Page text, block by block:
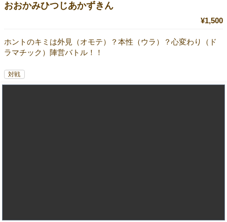
おおかみひつじあかずきん
¥1,500
ホントのキミは外見（オモテ）？本性（ウラ）？心変わり（ド
ラマチック）陣営バトル！！
対戦